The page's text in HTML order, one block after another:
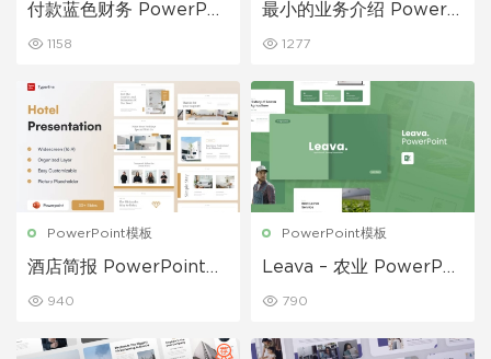
付款蓝色财务 PowerPoi
1158
最小的业务介绍 PowerP
1277
PowerPoint模板
酒店简报 PowerPoint演
940
PowerPoint模板
Leava – 农业 PowerPoi
790